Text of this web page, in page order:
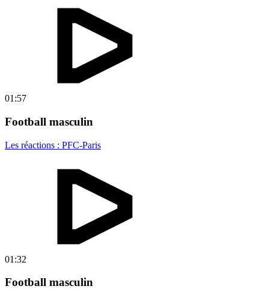
01:57
Football masculin
Les réactions : PFC-Paris
01:32
Football masculin